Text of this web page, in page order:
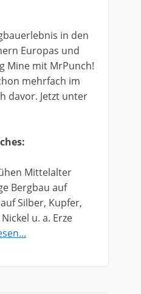
in den
Europas und
Mine mit MrPunch!
mehrfach im
davor. Jetzt unter
Mittelalter
Bergbau auf
Silber, Kupfer,
u. a. Erze